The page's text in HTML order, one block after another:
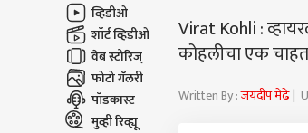
व्हिडीओ
शॉर्ट व्हिडीओ
वेब स्टोरिज्
फोटो गॅलरी
पॉडकास्ट
मुव्ही रिव्ह्यू
Virat Kohli :
कोहलीचा एक
Written By :जयदीप मेढे|